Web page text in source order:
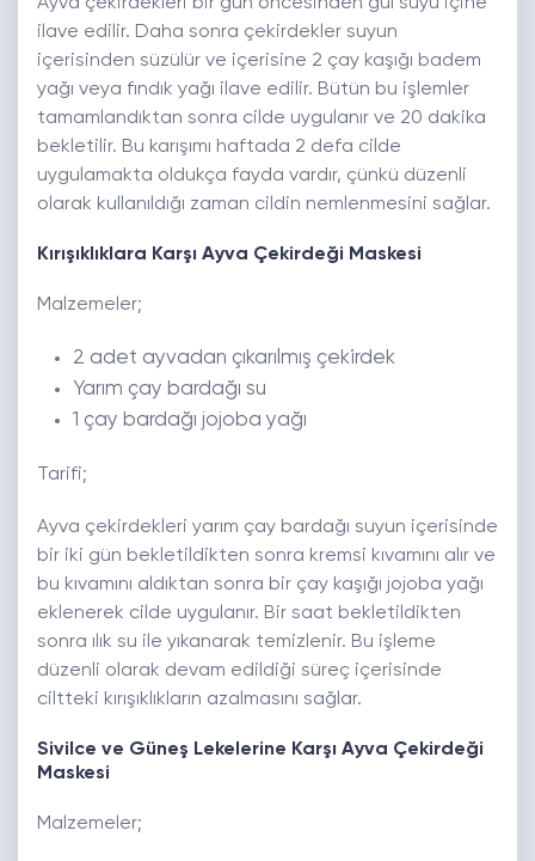
ilave edilir. Daha sonra çekirdekler suyun
içerisinden süzülür ve içerisine 2 çay kaşığı badem
yağı veya fındık yağı ilave edilir. Bütün bu işlemler
tamamlandıktan sonra cilde uygulanır ve 20 dakika
bekletilir. Bu karışımı haftada 2 defa cilde
uygulamakta oldukça fayda vardır, çünkü düzenli
olarak kullanıldığı zaman cildin nemlenmesini sağlar.
Kırışıklıklara Karşı Ayva Çekirdeği Maskesi
Malzemeler;
2 adet ayvadan çıkarılmış çekirdek
Yarım çay bardağı su
1 çay bardağı jojoba yağı
Tarifi;
Ayva çekirdekleri yarım çay bardağı suyun içerisinde
bir iki gün bekletildikten sonra kremsi kıvamını alır ve
bu kıvamını aldıktan sonra bir çay kaşığı jojoba yağı
eklenerek cilde uygulanır. Bir saat bekletildikten
sonra ılık su ile yıkanarak temizlenir. Bu işleme
düzenli olarak devam edildiği süreç içerisinde
ciltteki kırışıklıkların azalmasını sağlar.
Sivilce ve Güneş Lekelerine Karşı Ayva Çekirdeği
Maskesi
Malzemeler;